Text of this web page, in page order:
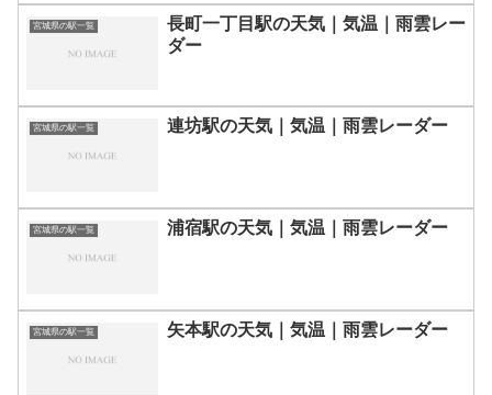
宮城県の駅一覧
長町一丁目駅の天気｜気温｜雨雲レー
ダー
宮城県の駅一覧 連坊駅の天気｜気温｜雨雲レーダー
宮城県の駅一覧 浦宿駅の天気｜気温｜雨雲レーダー
宮城県の駅一覧 矢本駅の天気｜気温｜雨雲レーダー